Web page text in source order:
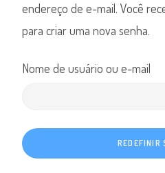
endereço de e-mail. Você
para criar uma nova senha.
Nome de usuário ou e-mail
REDEFINIR